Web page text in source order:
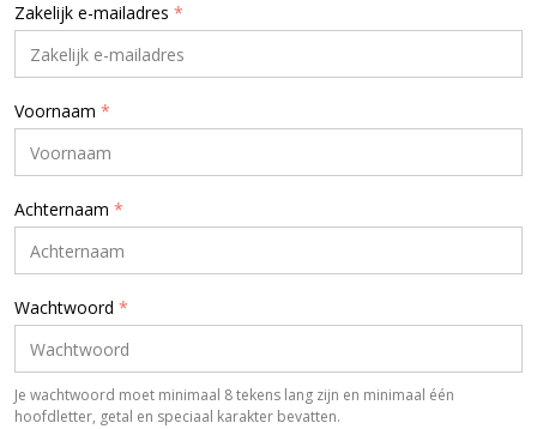
Zakelijk e-mailadres *
Voornaam *
Achternaam *
Wachtwoord *
Je wachtwoord moet minimaal 8 tekens lang zijn en minimaal één
hoofdletter, getal en speciaal karakter bevatten.